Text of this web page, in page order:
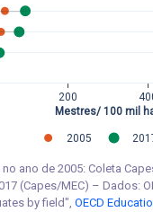
200
2005
Mestres/ 100 mil
ano de 2005: Coleta
(Capes/MEC) – Dados:
by field", OECD